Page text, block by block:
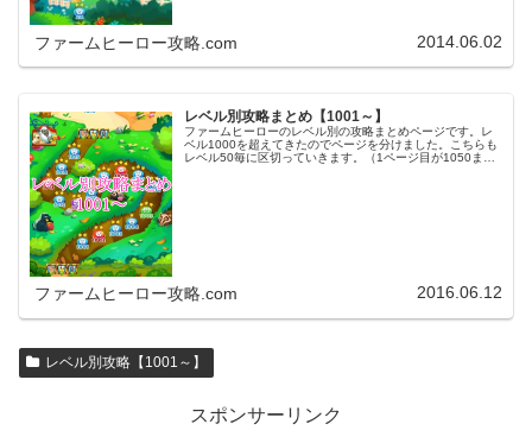
ファームヒーロー攻略.com 2014.06.02
レベル別攻略まとめ【1001～】
ファームヒーローのレベル別の攻略まとめページです。レ
ベル1000を超えてきたのでページを分けました。こちらも
レベル50毎に区切っていきます。（1ページ目が1050ま
ファームヒーロー攻略.com 2016.06.12
レベル別攻略【1001～】
スポンサーリンク